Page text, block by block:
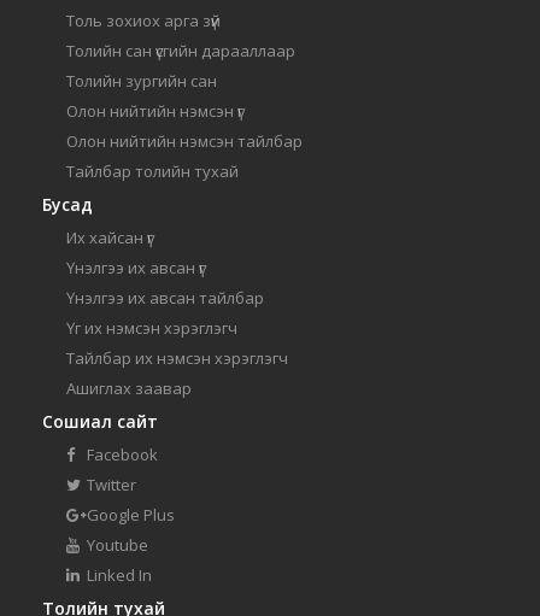
Толь зохиох арга зүй
Толийн сан үсгийн дарааллаар
Толийн зургийн сан
Олон нийтийн нэмсэн үг
Олон нийтийн нэмсэн тайлбар
Тайлбар толийн тухай
Бусад
Их хайсан үг
Үнэлгээ их авсан үг
Үнэлгээ их авсан тайлбар
Үг их нэмсэн хэрэглэгч
Тайлбар их нэмсэн хэрэглэгч
Ашиглах заавар
Сошиал сайт
Facebook
Twitter
Google Plus
Youtube
Linked In
Толийн тухай